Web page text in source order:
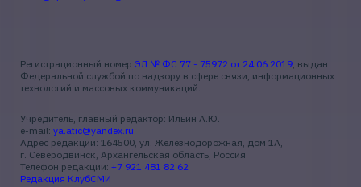
Регистрационный номер ЭЛ № ФС 77 - 75972 от 24.06.2019, выдан
Федеральной службой по надзору в сфере связи, информационных
технологий и массовых коммуникаций.
Учредитель, главный редактор: Ильин А.Ю.
e-mail: ya.atic@yandex.ru
Адрес редакции: 164500, ул. Железнодорожная, дом 1А,
г. Северодвинск, Архангельская область, Россия
Телефон редакции: +7 921 481 82 62
Редакция КлубСМИ